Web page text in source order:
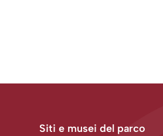
Siti e musei del parco